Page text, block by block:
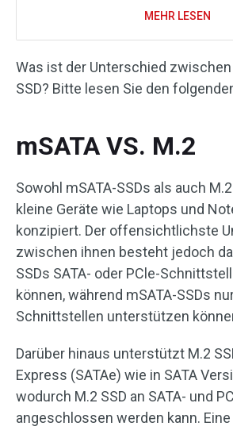
MEHR LESEN
Was ist der Unterschied zwischen
SSD? Bitte lesen Sie den
mSATA VS. M.2
Sowohl mSATA-SSDs als auch
kleine Geräte wie Laptops und
konzipiert. Der offensichtlichste
zwischen ihnen besteht jedoch
SSDs SATA- oder PCle-
können, während mSATA-SSDs
Schnittstellen unterstützen
Darüber hinaus unterstützt M.2
Express (SATAe) wie in SATA
wodurch M.2 SSD an SATA- und
angeschlossen werden kann.